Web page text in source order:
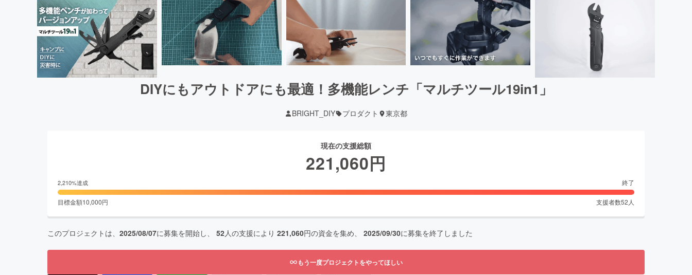
DIYにもアウトドアにも最適！多機能レンチ「マルチツール19in1」
BRIGHT_DIY プロダクト 東京都
現在の支援総額
221,060円
2,210%達成 終了
目標金額10,000円 支援者数52 人
このプロジェクトは、 2025/08/07に募集を開始し、 52人の支援により 221,060円の資金を集め、 2025/09/30に募集を終了しました
もう一度プロジェクトをやってほしい